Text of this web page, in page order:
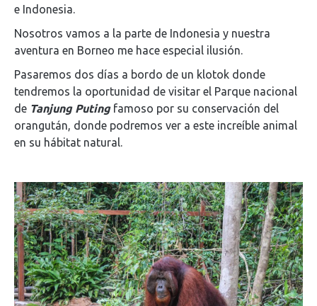
e Indonesia.
Nosotros vamos a la parte de Indonesia y nuestra
aventura en Borneo me hace especial ilusión.
Pasaremos dos días a bordo de un klotok donde
tendremos la oportunidad de visitar el Parque nacional
de Tanjung Putingfamoso por su conservación del
orangután, donde podremos ver a este increíble animal
en su hábitat natural.